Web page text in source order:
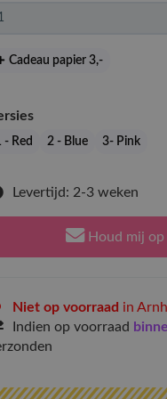
Cadeau papier 3,-
- Red 2 - Blue 3- Pink
Levertijd: 2-3 weken
Houd mij op
Niet op voorraad in
Indien op voorraad